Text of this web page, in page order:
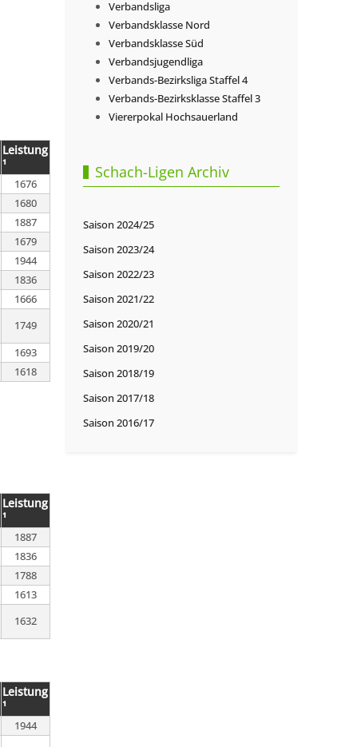
Leistung
¹
1676
1680
1887
1679
1944
1836
1666
1749
1693
1618
Leistung
¹
1887
1836
1788
1613
1632
Leistung
¹
1944
Verbandsliga
Verbandsklasse Nord
Verbandsklasse Süd
Verbandsjugendliga
Verbands-Bezirksliga Staffel 4
Verbands-Bezirksklasse Staffel 3
Viererpokal Hochsauerland
Schach-Ligen Archiv
Saison 2024/25
Saison 2023/24
Saison 2022/23
Saison 2021/22
Saison 2020/21
Saison 2019/20
Saison 2018/19
Saison 2017/18
Saison 2016/17